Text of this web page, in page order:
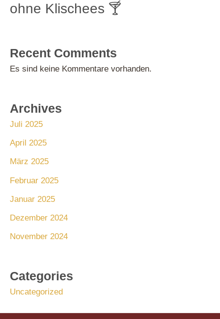
ohne Klischees 🍸
Recent Comments
Es sind keine Kommentare vorhanden.
Archives
Juli 2025
April 2025
März 2025
Februar 2025
Januar 2025
Dezember 2024
November 2024
Categories
Uncategorized